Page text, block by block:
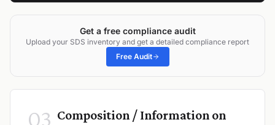
Get a free compliance audit
Upload your SDS inventory and get a detailed compliance report
Free Audit
03 Composition / Information on